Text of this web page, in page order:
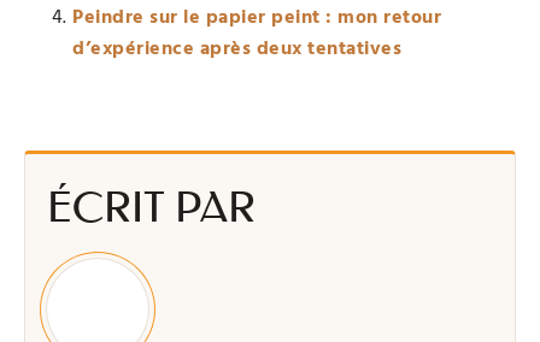
Peindre sur le papier peint : mon retour
d’expérience après deux tentatives
ÉCRIT PAR